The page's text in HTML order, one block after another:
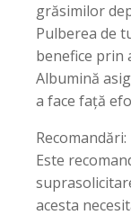
grăsimilor
Pulberea de
benefice prin
Albumină
a face față
Recomandări:
Este
acesta